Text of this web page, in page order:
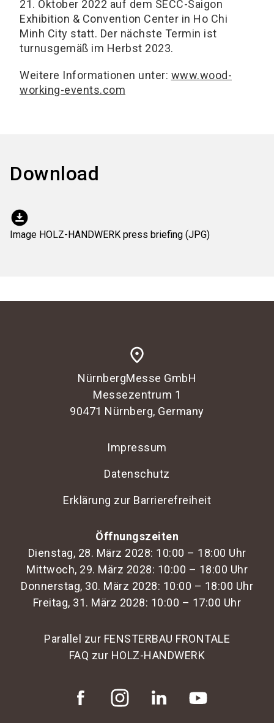
21. Oktober 2022 auf dem SECC-Saigon
Exhibition & Convention Center in Ho Chi
Minh City statt. Der nächste Termin ist
turnusgemäß im Herbst 2023.
Weitere Informationen unter: www.wood-
working-events.com
Download
download_for_offline
Image HOLZ-HANDWERK press briefing (JPG)
place
NürnbergMesse GmbH
Messezentrum 1
90471 Nürnberg, Germany
Impressum
Datenschutz
Erklärung zur Barrierefreiheit
Öffnungszeiten
Dienstag, 28. März 2028: 10:00 – 18:00 Uhr
Mittwoch, 29. März 2028: 10:00 – 18:00 Uhr
Donnerstag, 30. März 2028: 10:00 – 18:00 Uhr
Freitag, 31. März 2028: 10:00 – 17:00 Uhr
Parallel zur FENSTERBAU FRONTALE
FAQ zur HOLZ-HANDWERK